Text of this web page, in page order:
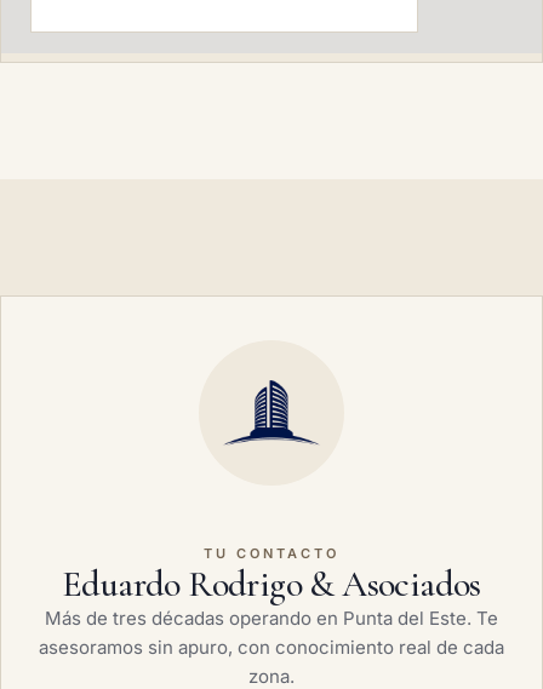
TU CONTACTO
Eduardo Rodrigo & Asociados
Más de tres décadas operando en Punta del Este. Te
asesoramos sin apuro, con conocimiento real de cada
zona.